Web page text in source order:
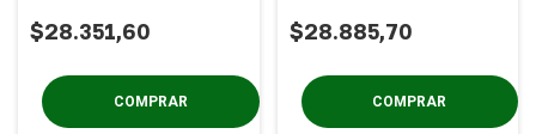
$28.351,60 $28.885,70